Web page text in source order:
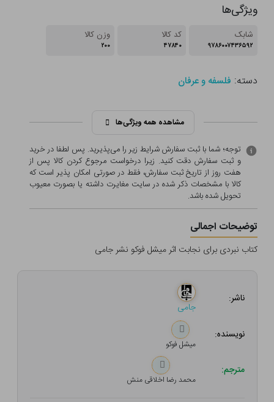
ویژگی‌ها
شابک
۹۷۸۶۰۰۷۴۳۶۵۹۲
کد کالا
۴۷۸۴۰
وزن کالا
۲۰۰
دسته: فلسفه و عرفان
مشاهده همه ویژگی‌ها
توجه؛ شما با ثبت سفارش شرایط زیر را می‌پذیرید. پس لطفا در خرید
و ثبت سفارش دقت کنید. زیرا درخواست مرجوع کردن کالا پس از
هفت روز از تاریخ ثبت سفارش، فقط در صورتی امکان پذیر است که
کالا با مشخصات ذکر شده در سایت مغایرت داشته یا بصورت معيوب
تحویل شده باشد.
توضیحات اجمالی
کتاب نبردی برای نجابت اثر میشل فوکو نشر جامی
ناشر:
جامی
نویسنده:
میشل‌ فوکو
مترجم:
محمد رضا اخلاقی منش